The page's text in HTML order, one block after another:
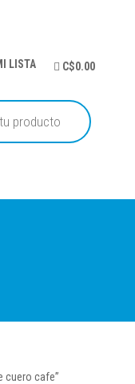
LISTA C$0.00
cuero cafe”